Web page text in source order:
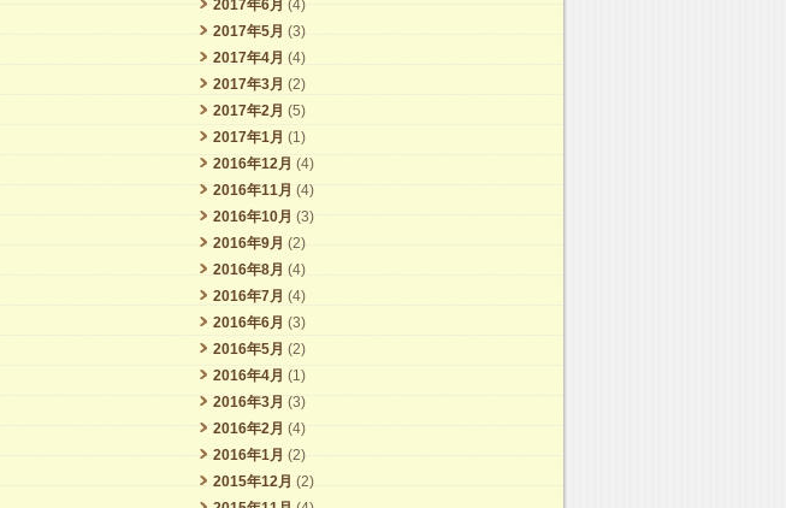
2017年6月 (4)
2017年5月 (3)
2017年4月 (4)
2017年3月 (2)
2017年2月 (5)
2017年1月 (1)
2016年12月 (4)
2016年11月 (4)
2016年10月 (3)
2016年9月 (2)
2016年8月 (4)
2016年7月 (4)
2016年6月 (3)
2016年5月 (2)
2016年4月 (1)
2016年3月 (3)
2016年2月 (4)
2016年1月 (2)
2015年12月 (2)